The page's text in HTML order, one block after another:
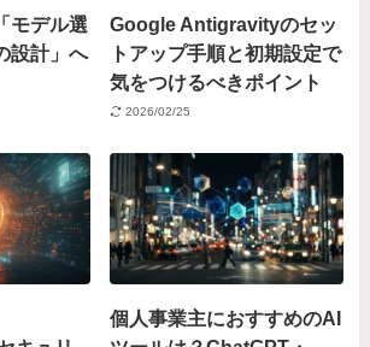
モデル選
設計」へ
Google Antigravityのセッ
トアップ手順と初期設定で
気をつけるべきポイント
2026/02/25
個人事業主におすすめのAI